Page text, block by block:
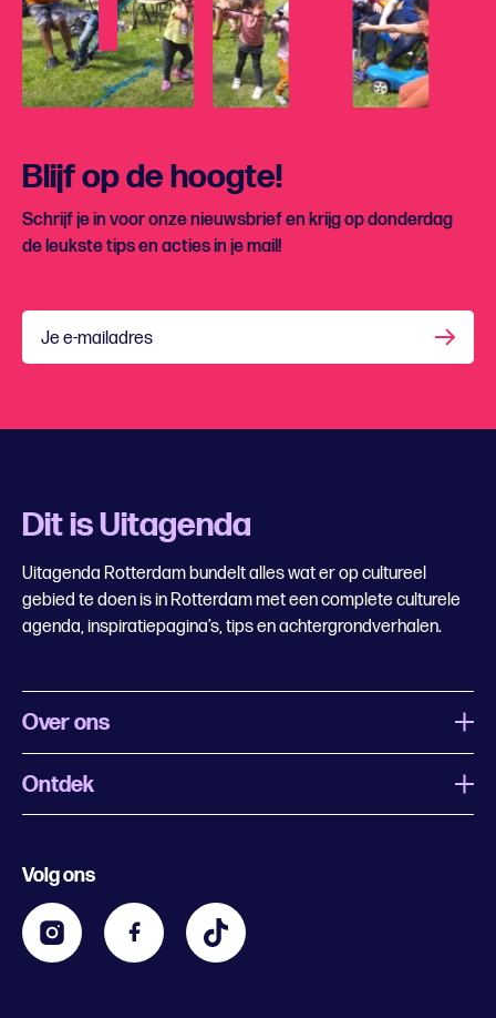
Blijf op de hoogte!
Schrijf je in voor onze nieuwsbrief en krijg op donderdag
de leukste tips en acties in je mail!
Je e-mailadres
Dit is Uitagenda
Uitagenda Rotterdam bundelt alles wat er op cultureel
gebied te doen is in Rotterdam met een complete culturele
agenda, inspiratiepagina’s, tips en achtergrondverhalen.
Over ons
Wat is Uitagenda Rotterdam
Contact
Zakelijk
Ontdek
Kids
Volg ons